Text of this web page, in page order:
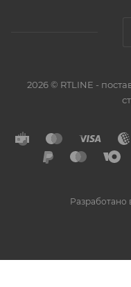
2026 © RTLINE -
Разработано